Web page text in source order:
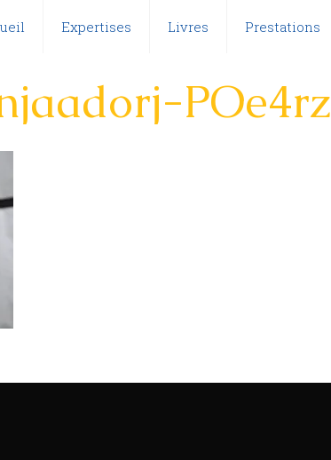
Expertises Livres Prestations